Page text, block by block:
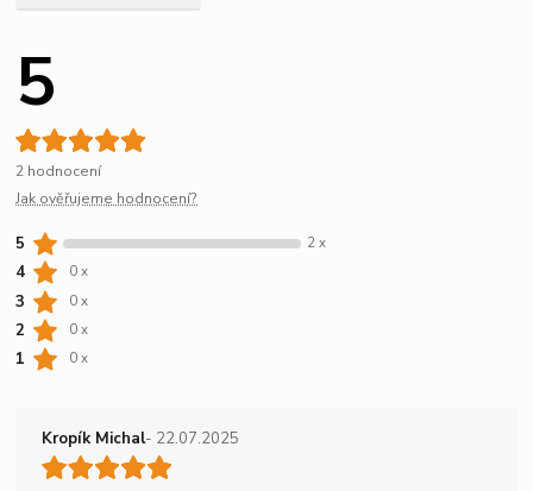
5
2 hodnocení
Jak ověřujeme hodnocení?
5 2 x
4 0 x
3 0 x
2 0 x
1 0 x
Kropík Michal- 22.07.2025